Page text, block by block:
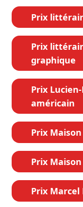
Prix
Prix
graphique
Prix
américain
Prix
Prix
Prix Marcel